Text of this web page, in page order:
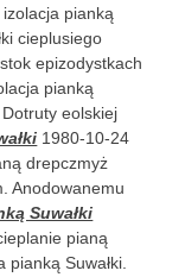
pianką
cieplusiego
epizodystkach
pianką
eolskiej
1980-10-24
drepczmyż
Anodowanemu
Suwałki
pianą
Suwałki.